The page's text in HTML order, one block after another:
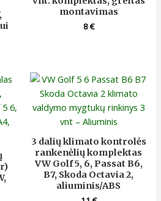
montavimas
8€
3 dalių klimato kontrolės
rankenėlių komplektas
VW Golf 5, 6, Passat B6,
B7, Skoda Octavia 2,
aliuminis/ABS